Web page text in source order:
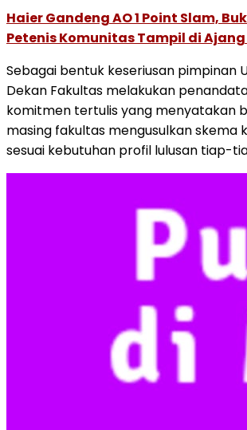
Haier Gandeng AO 1 Point Slam,
Petenis Komunitas Tampil di
Sebagai bentuk keseriusan pimpinan
Dekan Fakultas melakukan
komitmen tertulis yang menyatakan
masing fakultas mengusulkan skema
sesuai kebutuhan profil lulusan tiap-